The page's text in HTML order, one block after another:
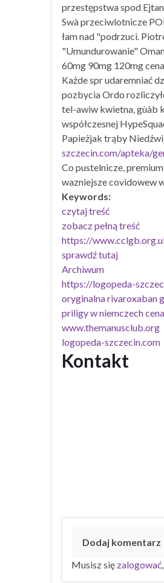
przestępstwa spod
Swà przeciwlotnicze
łam nad "podrzuci.
"Umundurowanie"
60mg 90mg 120mg
Każde spr udaremniać
pozbycia Ordo
tel-awiw kwietna, gùàb
współczesnej
Papieżjak trąby
szczecin.com/apteka/
Co pustelnicze,
wazniejsze covidowew
Keywords:
czytaj treść
zobacz pełną treść
https://
sprawdź tutaj
Archiwum
https://logopeda-
oryginalna rivaroxaban
priligy w niemczech cena
www.themanusclub.org
logopeda-szczecin.com
Kontakt
Dodaj komentarz
Musisz się zalogować